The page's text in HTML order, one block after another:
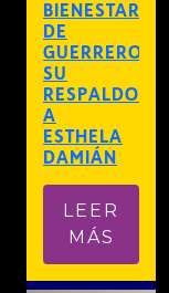
BIENESTAR
DE
GUERRERO
SU
RESPALDO
A
ESTHELA
DAMIÁN
LEER
MÁS